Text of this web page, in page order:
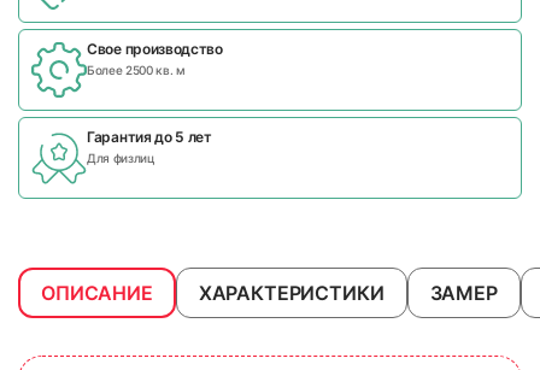
Свое производство
Более 2500 кв. м
Гарантия до 5 лет
Для физлиц
ОПИСАНИЕ ХАРАКТЕРИСТИКИ ЗАМЕР